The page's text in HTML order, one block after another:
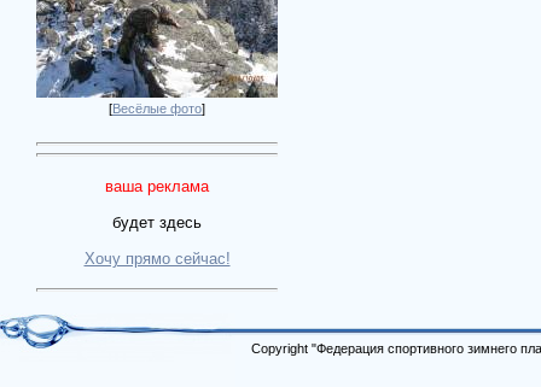
[Весёлые фото]
ваша реклама
будет здесь
Хочу прямо сейчас!
Copyright "Федерация спортивного зимнего